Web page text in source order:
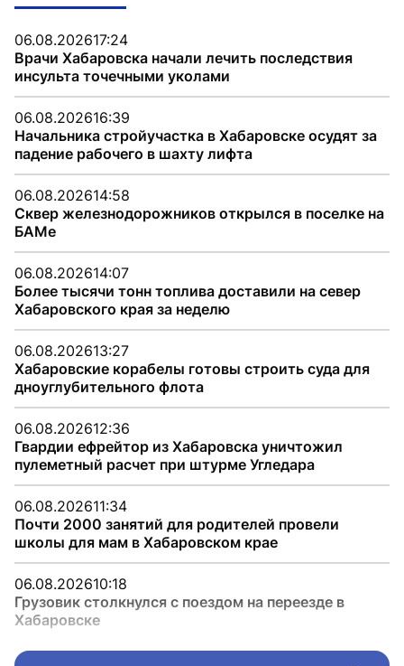
06.08.202617:24
Врачи Хабаровска начали лечить последствия
инсульта точечными уколами
06.08.202616:39
Начальника стройучастка в Хабаровске осудят за
падение рабочего в шахту лифта
06.08.202614:58
Сквер железнодорожников открылся в поселке на
БАМе
06.08.202614:07
Более тысячи тонн топлива доставили на север
Хабаровского края за неделю
06.08.202613:27
Хабаровские корабелы готовы строить суда для
дноуглубительного флота
06.08.202612:36
Гвардии ефрейтор из Хабаровска уничтожил
пулеметный расчет при штурме Угледара
06.08.202611:34
Почти 2000 занятий для родителей провели
школы для мам в Хабаровском крае
06.08.202610:18
Грузовик столкнулся с поездом на переезде в
Хабаровске